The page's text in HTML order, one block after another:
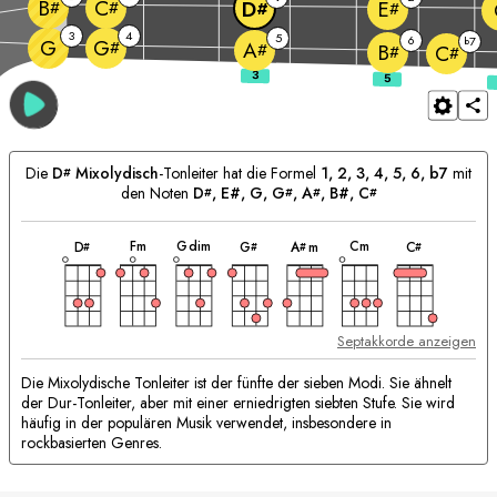
G 3 G# 4
A# 5
B# 6 C#
b7
B# C# D# E#
Die D# Mixolydisch-Tonleiter hat die Formel 1, 2, 3, 4, 5, 6, b7 mit
den Noten D#, E#, G, G#, A#, B#, C#
Akkorde: D#
akkord
Fm
akkord
Gdim
akkord
G#
akkord
A#m
akkord
Cm
akkord
C#
akkord
Septakkorde anzeigen
Die Mixolydische Tonleiter ist der fünfte der sieben Modi. Sie ähnelt
der Dur-Tonleiter, aber mit einer erniedrigten siebten Stufe. Sie wird
häufig in der populären Musik verwendet, insbesondere in
rockbasierten Genres.